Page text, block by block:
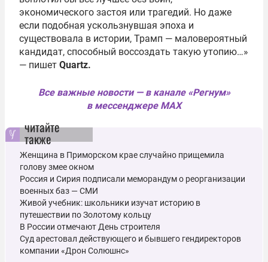
экономического застоя или трагедий. Но даже
если подобная ускользнувшая эпоха и
существовала в истории, Трамп — маловероятный
кандидат, способный воссоздать такую утопию…»
— пишет Quartz.
Все важные новости — в канале «Регнум»
в мессенджере MAX
читайте
также
Женщина в Приморском крае случайно прищемила
голову змее окном
Россия и Сирия подписали меморандум о реорганизации
военных баз — СМИ
Живой учебник: школьники изучат историю в
путешествии по Золотому кольцу
В России отмечают День строителя
Суд арестовал действующего и бывшего гендиректоров
компании «Дрон Солюшнс»